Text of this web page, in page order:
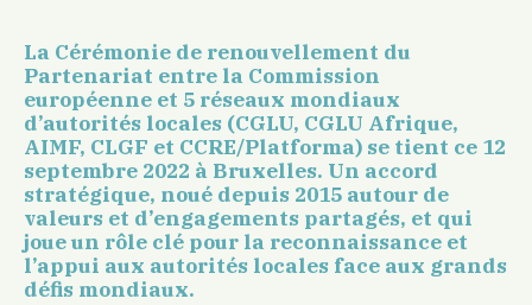
La Cérémonie de renouvellement du
Partenariat entre la Commission
européenne et 5 réseaux mondiaux
d’autorités locales (CGLU, CGLU Afrique,
AIMF, CLGF et CCRE/Platforma) se tient ce 12
septembre 2022 à Bruxelles. Un accord
stratégique, noué depuis 2015 autour de
valeurs et d’engagements partagés, et qui
joue un rôle clé pour la reconnaissance et
l’appui aux autorités locales face aux grands
défis mondiaux.